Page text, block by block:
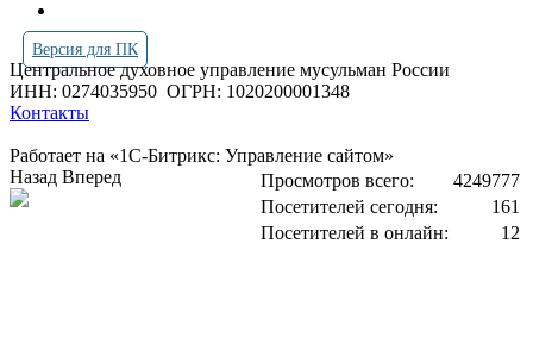
Версия для ПК
Центральное духовное управление мусульман России
ИНН: 0274035950 ОГРН: 1020200001348
Контакты
Работает на «1С-Битрикс: Управление сайтом»
Просмотров всего:
4249777
Посетителей сегодня:
161
Посетителей в онлайн:
12
Назад Вперед